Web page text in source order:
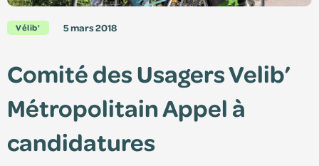
Édition 2024
Vélib' 5 mars 2018
Comité des Usagers Velib’
Métropolitain Appel à
candidatures